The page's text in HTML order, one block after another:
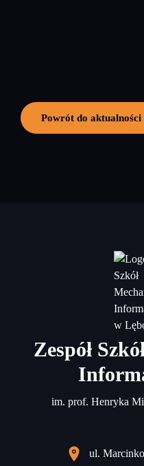
Powrót do aktualności
Zespół
im. prof. Henryka
ul.